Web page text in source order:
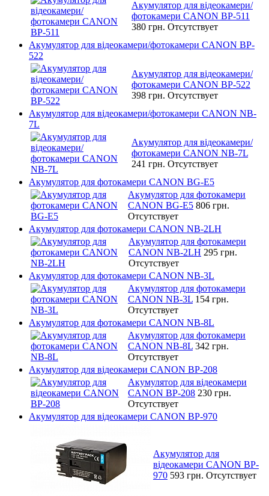
Акумулятор для відеокамери/
фотокамери CANON BP-511
380 грн. Отсутствует
Акумулятор для відеокамери/фотокамери CANON BP-
522
Акумулятор для відеокамери/
фотокамери CANON BP-522
398 грн. Отсутствует
Акумулятор для відеокамери/фотокамери CANON NB-
7L
Акумулятор для відеокамери/
фотокамери CANON NB-7L
241 грн. Отсутствует
Акумулятор для фотокамери CANON BG-E5
Акумулятор для фотокамери
CANON BG-E5 806 грн.
Отсутствует
Акумулятор для фотокамери CANON NB-2LH
Акумулятор для фотокамери
CANON NB-2LH 295 грн.
Отсутствует
Акумулятор для фотокамери CANON NB-3L
Акумулятор для фотокамери
CANON NB-3L 154 грн.
Отсутствует
Акумулятор для фотокамери CANON NB-8L
Акумулятор для фотокамери
CANON NB-8L 342 грн.
Отсутствует
Акумулятор для відеокамери CANON BP-208
Акумулятор для відеокамери
CANON BP-208 230 грн.
Отсутствует
Акумулятор для відеокамери CANON BP-970
Акумулятор для
відеокамери CANON BP-
970 593 грн. Отсутствует